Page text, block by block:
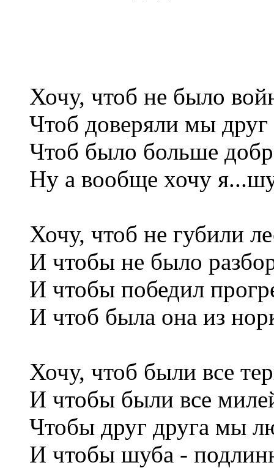
Хочу, чтоб не было
Чтоб доверяли мы друг
Чтоб было больше
Ну а вообще хочу
Хочу, чтоб не губили
И чтобы не было
И чтобы победил
И чтоб была она из
Хочу, чтоб были все
И чтобы были все
Чтобы друг друга мы
И чтобы шуба -